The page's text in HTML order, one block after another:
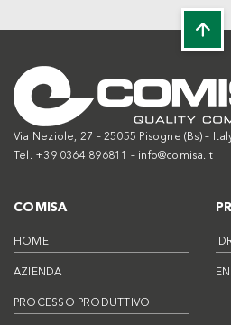
Via Neziole, 27 – 25055 Pisogne (Bs) –
Tel. +39 0364 896811 – info@comisa.it
COMISA
HOME
AZIENDA
PROCESSO PRODUTTIVO